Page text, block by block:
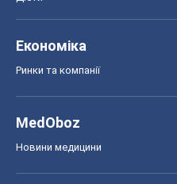
Економіка
Ринки та компанії
MedOboz
Новини медицини